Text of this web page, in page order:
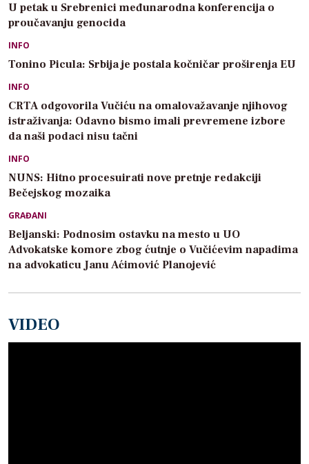
U petak u Srebrenici međunarodna konferencija o
proučavanju genocida
INFO
Tonino Picula: Srbija je postala kočničar proširenja EU
INFO
CRTA odgovorila Vučiću na omalovažavanje njihovog
istraživanja: Odavno bismo imali prevremene izbore
da naši podaci nisu tačni
INFO
NUNS: Hitno procesuirati nove pretnje redakciji
Bečejskog mozaika
GRAĐANI
Beljanski: Podnosim ostavku na mesto u UO
Advokatske komore zbog ćutnje o Vučićevim napadima
na advokaticu Janu Aćimović Planojević
VIDEO